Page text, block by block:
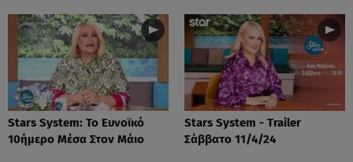
Stars System: Το Ευνοϊκό
10ήμερο Μέσα Στον Μάιο
Stars System - Trailer
Σάββατο 11/4/24